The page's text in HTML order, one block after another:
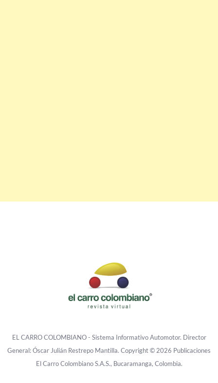
EL CARRO COLOMBIANO - Sistema Informativo Automotor. Director
General: Óscar Julián Restrepo Mantilla. Copyright © 2026 Publicaciones
El Carro Colombiano S.A.S., Bucaramanga, Colombia.